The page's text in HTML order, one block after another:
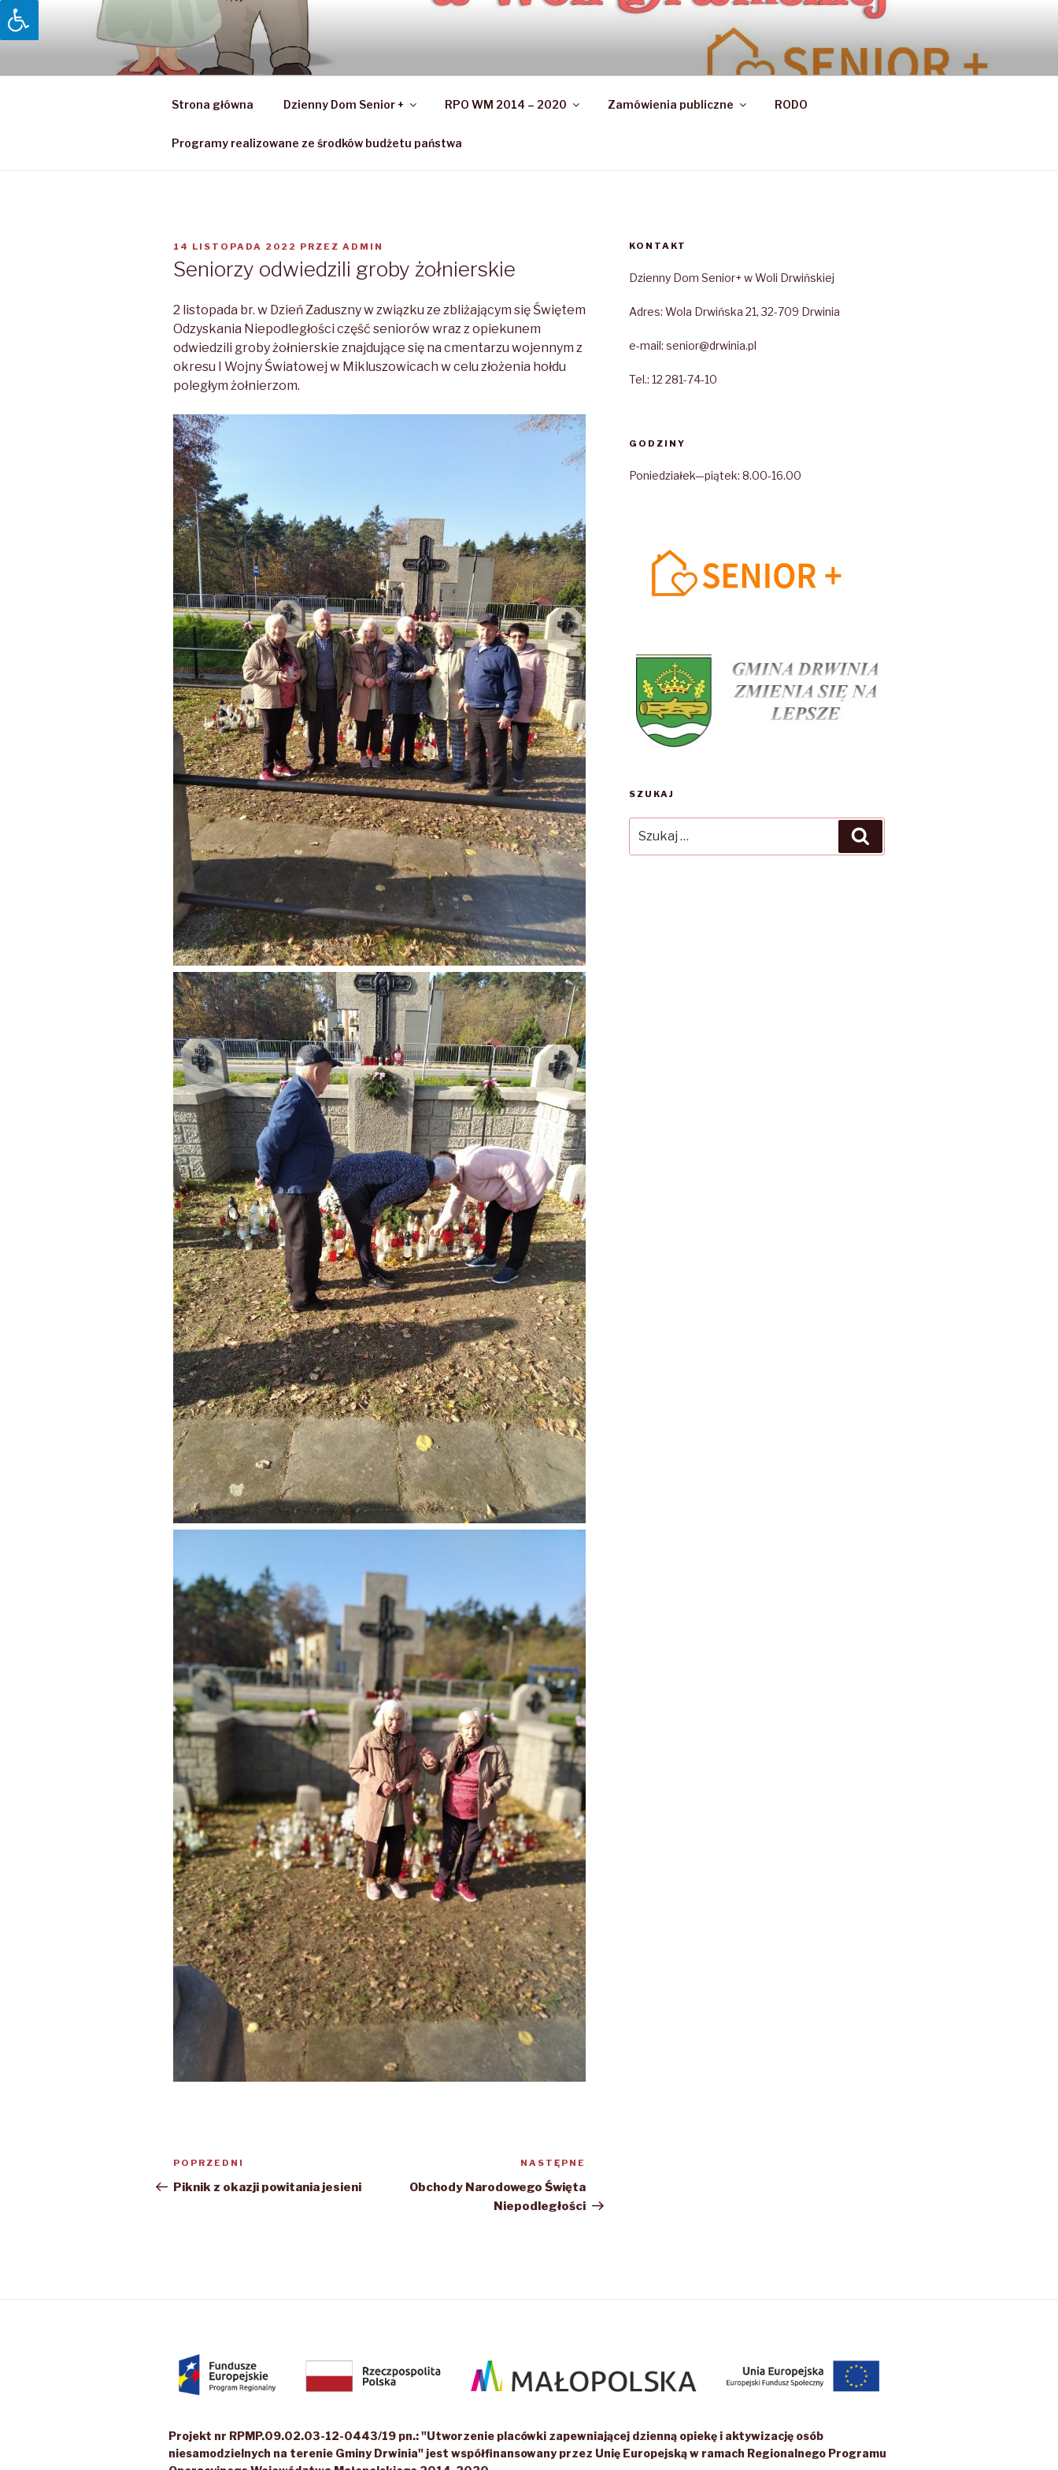
Przejdź
do
DZIENNY DOM SENIOR + W WOLI DRWIŃSKIEJ
Dzienny Dom Senior + w Woli Drwińskiej
Strona główna Dzienny Dom Senior + RPO WM 2014 – 2020 Zamówienia publiczne RODO
Programy realizowane ze środków budżetu państwa
OPUBLIKOWANE
14 LISTOPADA 2022 PRZEZ ADMIN
Seniorzy odwiedzili groby żołnierskie
2 listopada br. w Dzień Zaduszny w związku ze zbliżającym się Świętem
Odzyskania Niepodległości część seniorów wraz z opiekunem
odwiedzili groby żołnierskie znajdujące się na cmentarzu wojennym z
okresu I Wojny Światowej w Mikluszowicach w celu złożenia hołdu
poległym żołnierzom.
Nawigacja
wpisu
Poprzedni
wpis
POPRZEDNI
Piknik z okazji powitania jesieni
wpis
NASTĘPNE
Obchody Narodowego Święta
Niepodległości
KONTAKT
Dzienny Dom Senior+ w Woli Drwińskiej
Adres: Wola Drwińska 21, 32-709 Drwinia
e-mail: senior@drwinia.pl
Tel.: 12 281-74-10
GODZINY
Poniedziałek—piątek: 8.00-16.00
SZUKAJ
Projekt nr RPMP.09.02.03-12-0443/19 pn.: "Utworzenie placówki zapewniającej dzienną opiekę i aktywizację osób
niesamodzielnych na terenie Gminy Drwinia" jest współfinansowany przez Unię Europejską w ramach Regionalnego Programu